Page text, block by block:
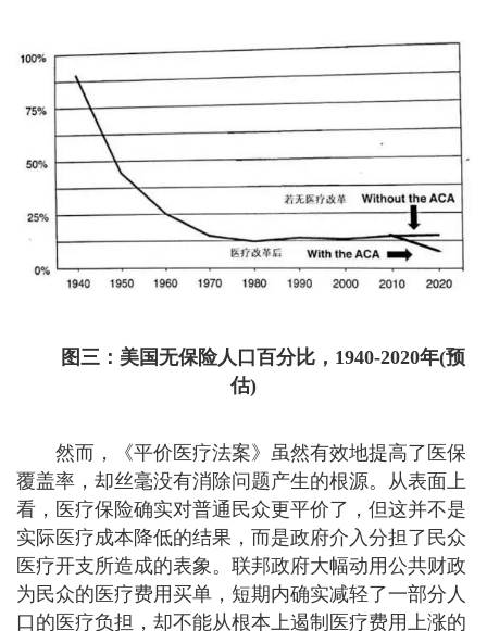
图三：美国无保险人口百分比，1940-2020年(预
估)
然而，《平价医疗法案》虽然有效地提高了医保
覆盖率，却丝毫没有消除问题产生的根源。从表面上
看，医疗保险确实对普通民众更平价了，但这并不是
实际医疗成本降低的结果，而是政府介入分担了民众
医疗开支所造成的表象。联邦政府大幅动用公共财政
为民众的医疗费用买单，短期内确实减轻了一部分人
口的医疗负担，却不能从根本上遏制医疗费用上涨的